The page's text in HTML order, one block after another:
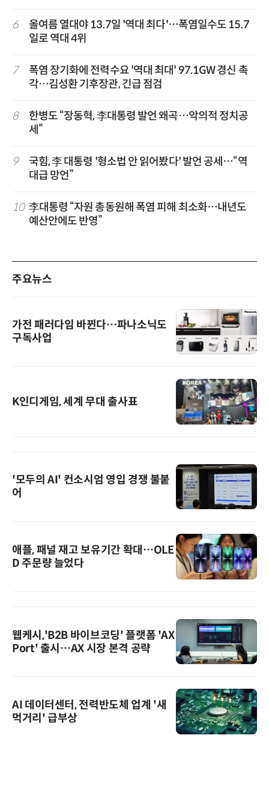
6
올여름 열대야 13.7일 '역대 최다'…폭염일수도 15.7
일로 역대 4위
7
폭염 장기화에 전력수요 '역대 최대' 97.1GW 경신 촉
각…김성환 기후장관, 긴급 점검
8
한병도 “장동혁, 李대통령 발언 왜곡…악의적 정치공
세”
9
국힘, 李 대통령 '형소법 안 읽어봤다' 발언 공세…“역
대급 망언”
10 李대통령 “자원 총동원해 폭염 피해 최소화…내년도
예산안에도 반영”
주요뉴스
가전 패러다임 바뀐다…파나소닉도
구독사업
K인디게임, 세계 무대 출사표
'모두의 AI' 컨소시엄 영입 경쟁 불붙
어
애플, 패널 재고 보유기간 확대…OLE
D 주문량 늘었다
웹케시,'B2B 바이브코딩' 플랫폼 'AX
Port' 출시…AX 시장 본격 공략
AI 데이터센터, 전력반도체 업계 '새
먹거리' 급부상